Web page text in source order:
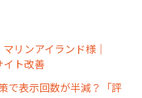
リンアイランド様｜
イト改善
で表示回数が半減？「評